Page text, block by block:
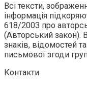
Всі тексти,
інформація
618/2003 про
(Авторський закон).
знаків, відомостей
письмової згоди
Контакти